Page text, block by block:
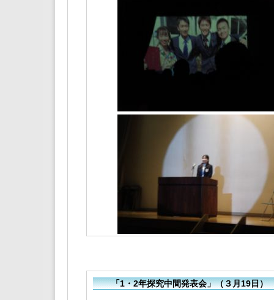
「1・2年探究中間発表会」（３月19日）